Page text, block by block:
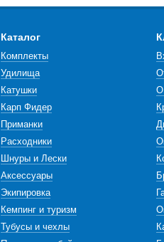
Каталог
Комплекты
Удилища
Катушки
Карп Фидер
Приманки
Расходники
Шнуры и Лески
Аксессуары
Экипировка
Кемпинг и туризм
Тубусы и чехлы
О